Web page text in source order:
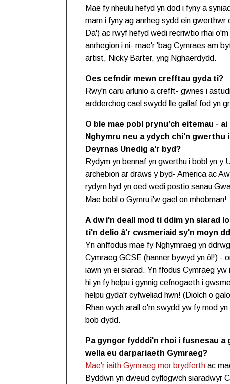
Mae fy nheulu hefyd yn dod i fyny a
mam i fyny ag anrheg sydd ein gwerthwr
Da') ac rwyf hefyd wedi recriwtio rhai
anrhegion i ni- mae'r 'bag Cymraes am
artist, Nicky Barter, yng Nghaerdydd.
Oes cefndir mewn crefftau gyda ti?
Rwy'n caru arlunio a crefft- gwnes i
ardderchog cael swydd lle gallaf fod yn
O ble mae pobl prynu’ch eitemau -
Nghymru neu a ydych chi'n gwerthu
Deyrnas Unedig a'r byd?
Rydym yn bennaf yn gwerthu i bobl yn y
archebion ar draws y byd- America ac
rydym hyd yn oed wedi postio sanau
Mae bobl o Gymru i'w gael on mhobman!
A dw i'n deall mod ti ddim yn siarad
ti'n delio â'r cwsmeriaid sy'n moyn
Yn anffodus mae fy Nghymraeg yn
Cymraeg GCSE (hanner bywyd yn ôl!) -
iawn yn ei siarad. Yn ffodus Cymraeg
hi yn fy helpu i gynnig cefnogaeth i
helpu gyda'r cyfweliad hwn! (Diolch o
Rhan wych arall o'm swydd yw fy mod
bob dydd.
Pa gyngor fydddi'n rhoi i fusnesau a
wella eu darpariaeth Gymraeg?
Mae'r iaith Gymraeg mor brydferth ac
Byddwn yn dweud cyflogwch siaradwyr